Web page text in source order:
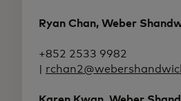
Ryan Chan, Weber
+852 2533 9982